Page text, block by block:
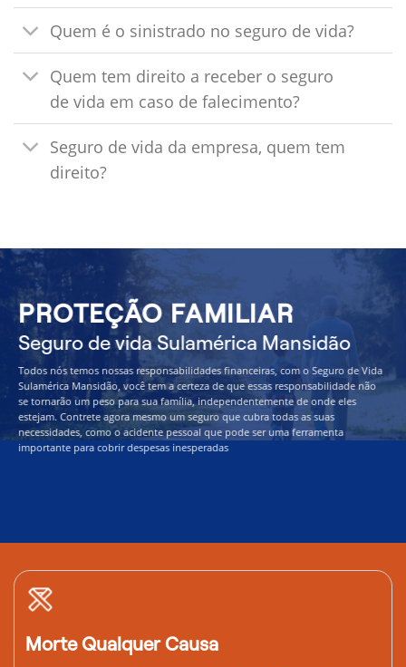
Quem é o sinistrado no seguro de vida?
Quem tem direito a receber o seguro
de vida em caso de falecimento?
Seguro de vida da empresa, quem tem
direito?
PROTEÇÃO FAMILIAR
Seguro de vida Sulamérica Mansidão
Todos nós temos nossas responsabilidades financeiras, com o Seguro de Vida
Sulamérica Mansidão, você tem a certeza de que essas responsabilidade não
se tornarão um peso para sua família, independentemente de onde eles
estejam. Contrete agora mesmo um seguro que cubra todas as suas
necessidades, como o acidente pessoal que pode ser uma ferramenta
importante para cobrir despesas inesperadas
Morte Qualquer Causa